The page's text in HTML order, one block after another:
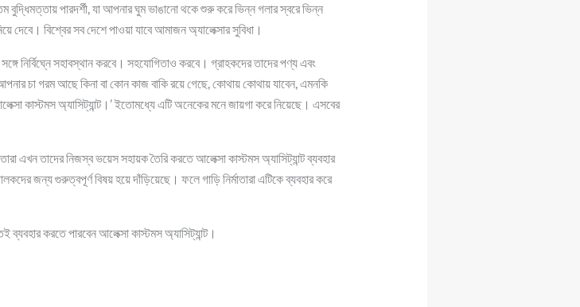
পারদর্শী, যা আপনার ঘুম ভাঙানো থকে শুরু করে ভিন্ন গলার স্বরে ভিন্ন
দেবে। বিশ্বের সব দেশে পাওয়া যাবে আমাজন অ্যালেক্সার সুবিধা।
সঙ্গে নির্বিঘ্নে সহাবস্থান করবে। সহযোগিতাও করবে। গ্রাহকদের তাদের পণ্য এবং
চা গরম আছে কিনা বা কোন কাজ বাকি রয়ে গেছে, কোথায় কোথায় যাবেন, এমনকি
কাস্টমস অ্যাসিট্যান্ট।’ ইতোমধ্যে এটি অনেকের মনে জায়গা করে নিয়েছে। এসবের
এখন তাদের নিজস্ব ভয়েস সহায়ক তৈরি করতে আলেক্সা কাস্টমস অ্যাসিট্যান্ট ব্যবহার
জন্য গুরুত্বপূর্ণ বিষয় হয়ে দাঁড়িয়েছে। ফলে গাড়ি নির্মাতারা এটিকে ব্যবহার করে
করতে পারবেন আলেক্সা কাস্টমস অ্যাসিট্যান্ট।